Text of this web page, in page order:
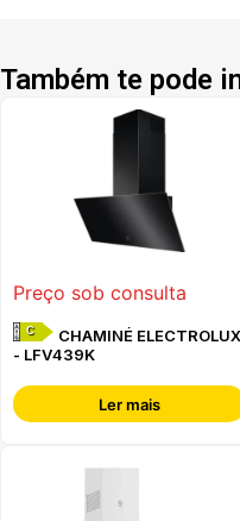
Também te pode
Preço sob consulta
C
CHAMINÉ ELECTROLUX
- LFV439K
Ler mais